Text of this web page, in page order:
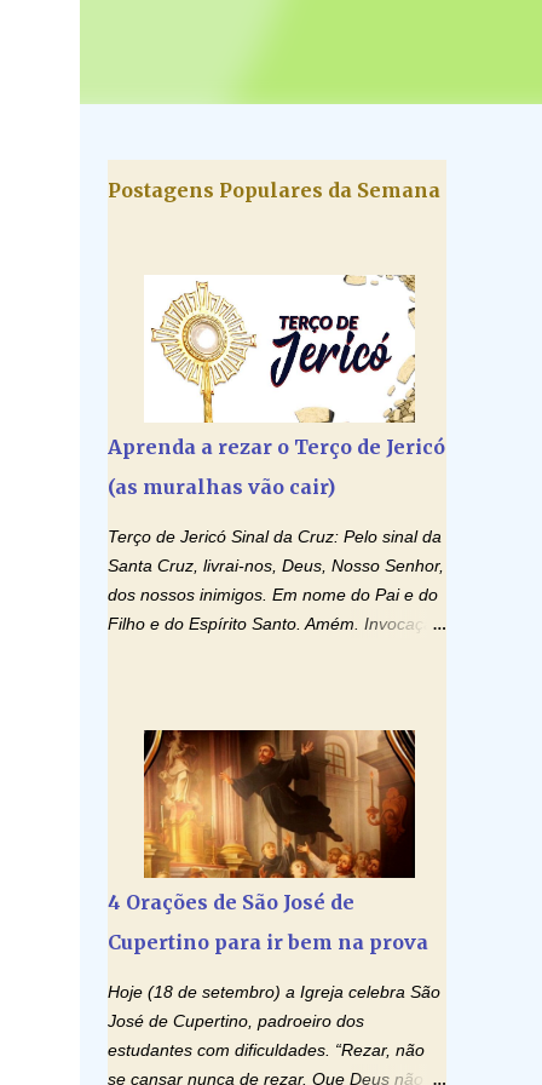
Postagens Populares da Semana
Aprenda a rezar o Terço de Jericó
(as muralhas vão cair)
Terço de Jericó Sinal da Cruz: Pelo sinal da
Santa Cruz, livrai-nos, Deus, Nosso Senhor,
dos nossos inimigos. Em nome do Pai e do
Filho e do Espírito Santo. Amém. Invocação
o vosso Espírito e tudo será criado. E
renovareis a face da terra. Oremos: Ó
Deus, que instruístes os corações dos
vossos fiéis com a luz do Espírito Santo,
fazei que apreciemos retamente todas as
gozemos sempre da sua consolação. Por
Cristo, Senhor Nosso. Amém. Creio: Creio
céu e da terra; e em Jesus Cristo, seu único
Filho, nosso Senhor; que foi concebido pelo
poder do Espí­rito Santo; nasceu da Virgem
4 Orações de São José de
Cupertino para ir bem na prova
Hoje (18 de setembro) a Igreja celebra São
José de Cupertino, padroeiro dos
estudantes com dificuldades. “Rezar, não
se cansar nunca de rezar. Que Deus não é